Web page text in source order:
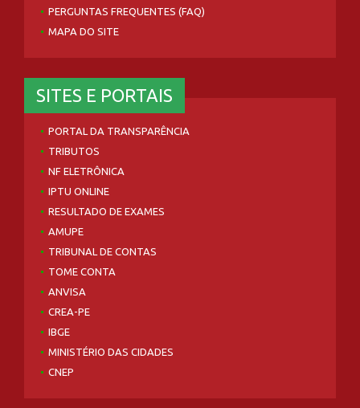
PERGUNTAS FREQUENTES (FAQ)
MAPA DO SITE
SITES E PORTAIS
PORTAL DA TRANSPARÊNCIA
TRIBUTOS
NF ELETRÔNICA
IPTU ONLINE
RESULTADO DE EXAMES
AMUPE
TRIBUNAL DE CONTAS
TOME CONTA
ANVISA
CREA-PE
IBGE
MINISTÉRIO DAS CIDADES
CNEP